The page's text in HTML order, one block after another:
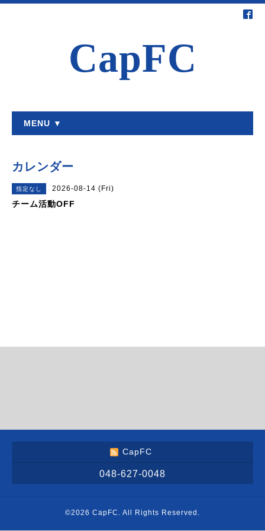
CapFC
MENU ▼
カレンダー
指定なし 2026-08-14 (Fri)
チーム活動OFF
CapFC
048-627-0048
©2026 CapFC . All Rights Reserved.